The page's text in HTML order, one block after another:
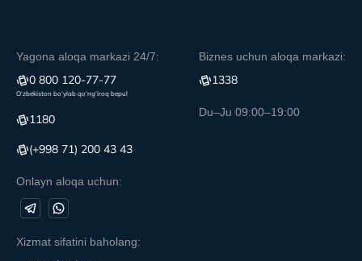
Yagona aloqa markazi 24/7:
0 800 120-77-77
O‘zbekiston bo‘ylab qo‘ng‘iroq bepul
1180
(+998 71) 200 43 43
Onlayn aloqa uchun:
Biznes uchun aloqa markazi:
1338
Du–Ju 09:00–19:00
Xizmat sifatini baholang: